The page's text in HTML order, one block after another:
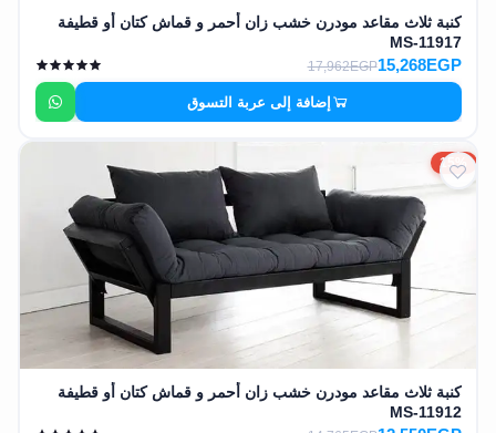
كنبة ثلاث مقاعد مودرن خشب زان أحمر و قماش كتان أو قطيفة
MS-11917
15,268EGP
17,962EGP
إضافة إلى عربة التسوق
15%
كنبة ثلاث مقاعد مودرن خشب زان أحمر و قماش كتان أو قطيفة
MS-11912